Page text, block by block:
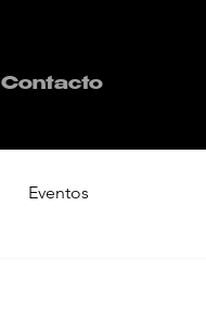
Contacto
Eventos